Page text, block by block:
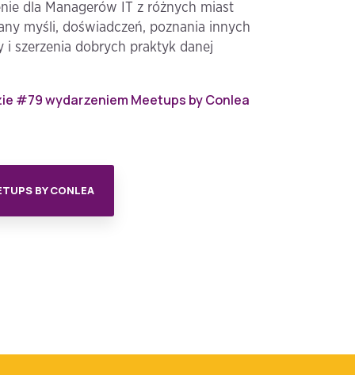
dla Managerów IT z różnych miast
myśli, doświadczeń, poznania innych
i szerzenia dobrych praktyk danej
#79 wydarzeniem Meetups by Conlea
BY CONLEA